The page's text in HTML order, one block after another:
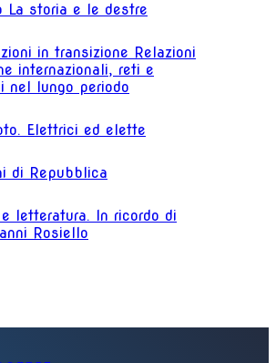
La storia e le destre
in transizione Relazioni
internazionali, reti e
nel lungo periodo
Elettrici ed elette
di Repubblica
letteratura. In ricordo di
Rosiello